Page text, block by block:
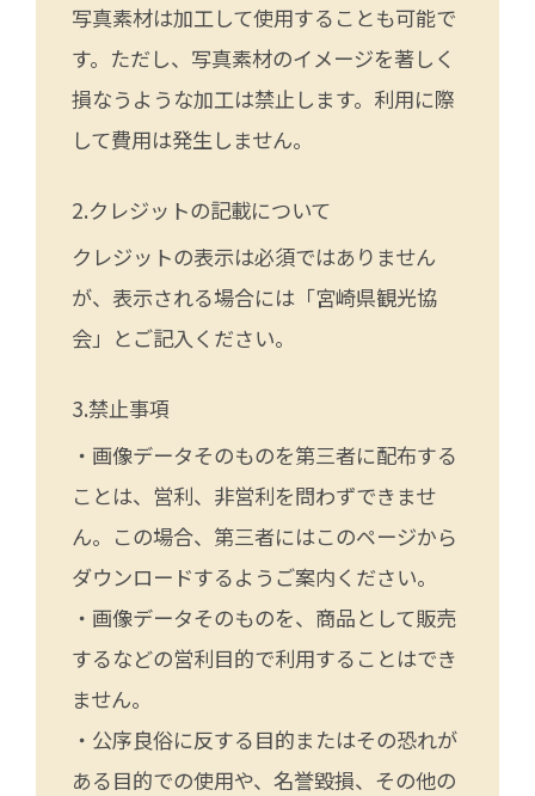
写真素材は加工して使用することも可能で
す。ただし、写真素材のイメージを著しく
損なうような加工は禁止します。利用に際
して費用は発生しません。
クレジットの記載について
クレジットの表示は必須ではありません
が、表示される場合には「宮崎県観光協
会」とご記入ください。
禁止事項
・画像データそのものを第三者に配布する
ことは、営利、非営利を問わずできませ
ん。この場合、第三者にはこのページから
ダウンロードするようご案内ください。
・画像データそのものを、商品として販売
するなどの営利目的で利用することはでき
ません。
・公序良俗に反する目的またはその恐れが
ある目的での使用や、名誉毀損、その他の